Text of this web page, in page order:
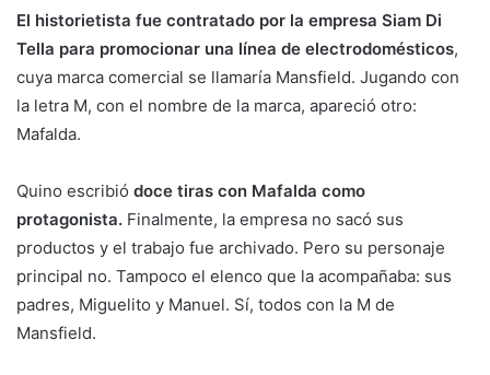
El historietista fue contratado por la empresa Siam Di
Tella para promocionar una línea de electrodomésticos,
cuya marca comercial se llamaría Mansfield. Jugando con
la letra M, con el nombre de la marca, apareció otro:
Mafalda.
Quino escribió doce tiras con Mafalda como
protagonista. Finalmente, la empresa no sacó sus
productos y el trabajo fue archivado. Pero su personaje
principal no. Tampoco el elenco que la acompañaba: sus
padres, Miguelito y Manuel. Sí, todos con la M de
Mansfield.